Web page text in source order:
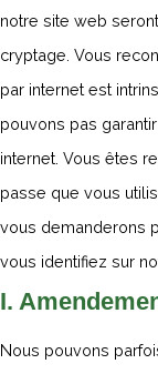
notre site web
cryptage. Vous
par internet est
pouvons pas
internet. Vous êtes
passe que vous
vous demanderons
vous identifiez sur
I.
Nous pouvons